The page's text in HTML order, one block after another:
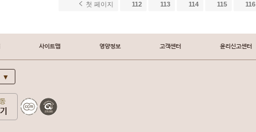
첫 페이지 112 113 114 115 116
사이트맵 영양정보 고객센터 윤리신고센터